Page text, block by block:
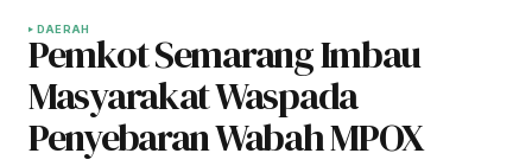
DAERAH
Pemkot Semarang Imbau
Masyarakat Waspada
Penyebaran Wabah MPOX